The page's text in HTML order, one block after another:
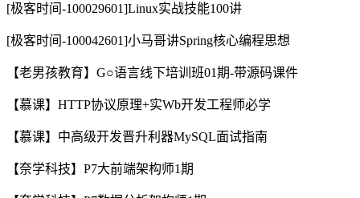
[极客时间-100029601]Linux实战技能100讲
[极客时间-100042601]小马哥讲Spring核心编程思想
【老男孩教育】G○语言线下培训班01期-带源码课件
【慕课】HTTP协议原理+实Wb开发工程师必学
【慕课】中高级开发晋升利器MySQL面试指南
【奈学科技】P7大前端架构师1期